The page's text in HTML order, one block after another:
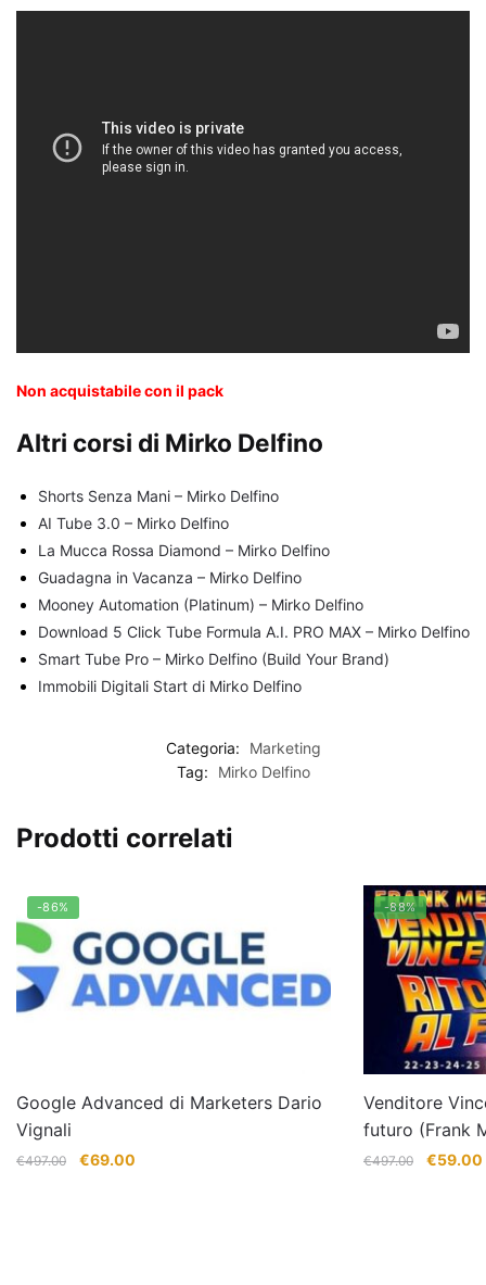
Non acquistabile con il pack
Altri corsi di Mirko Delfino
Shorts Senza Mani – Mirko Delfino
AI Tube 3.0 – Mirko Delfino
La Mucca Rossa Diamond – Mirko Delfino
Guadagna in Vacanza – Mirko Delfino
Mooney Automation (Platinum) – Mirko Delfino
Download 5 Click Tube Formula A.I. PRO MAX – Mirko Delfino
Smart Tube Pro – Mirko Delfino (Build Your Brand)
Immobili Digitali Start di Mirko Delfino
Categoria:
Marketing
Tag:
Mirko Delfino
Prodotti correlati
-86%
Google Advanced di Marketers Dario
Vignali
€497.00
Il
€69.00
-88%
Venditore
futuro (Frank
€497.00
Il
€59.00